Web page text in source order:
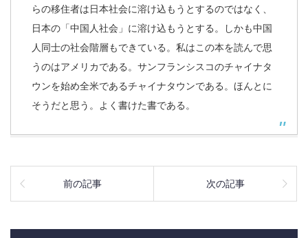
らの移住者は日本社会に溶け込もうとするのではなく、
日本の「中国人社会」に溶け込もうとする。しかも中国
人同士の社会階層もできている。私はこの本を読んで思
うのはアメリカである。サンフランシスコのチャイナタ
ウンを始め全米であるチャイナタウンである。ほんとに
そうだと思う。よく書けた書である。
前の記事 次の記事